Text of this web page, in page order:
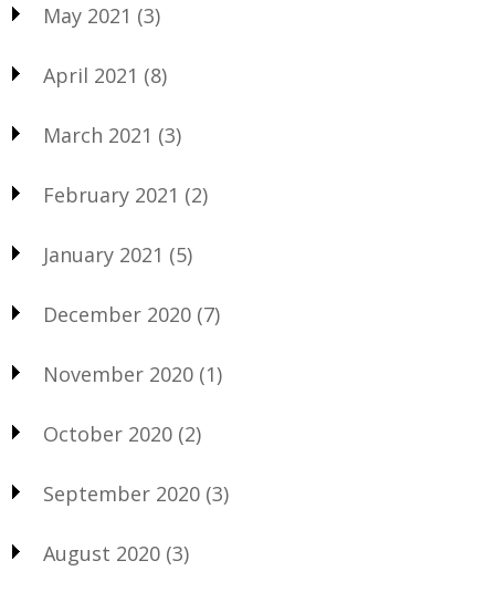
May 2021 (3)
April 2021 (8)
March 2021 (3)
February 2021 (2)
January 2021 (5)
December 2020 (7)
November 2020 (1)
October 2020 (2)
September 2020 (3)
August 2020 (3)